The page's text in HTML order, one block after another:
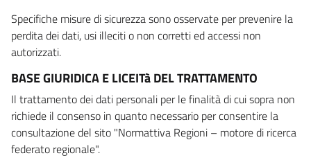
Specifiche misure di sicurezza sono osservate per prevenire la
perdita dei dati, usi illeciti o non corretti ed accessi non
autorizzati.
BASE GIURIDICA E LICEITà DEL TRATTAMENTO
Il trattamento dei dati personali per le finalità di cui sopra non
richiede il consenso in quanto necessario per consentire la
consultazione del sito "Normattiva Regioni – motore di ricerca
federato regionale".